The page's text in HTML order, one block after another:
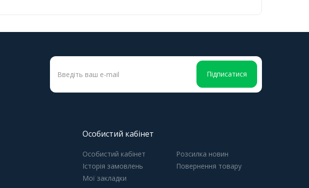
Підписатися
Особистий кабінет
Особистий кабінет
Історія замовлень
Мої закладки
Розсилка новин
Повернення товару